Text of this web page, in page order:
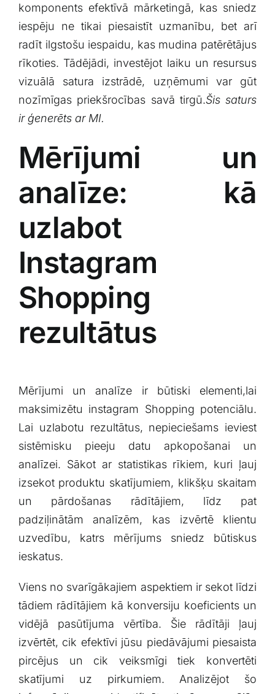
komponents efektīvā mārketingā, kas sniedz⁢
iespēju ne tikai piesaistīt uzmanību, bet ‌arī
radīt ⁤ilgstošu iespaidu,⁢ kas mudina patērētājus​
rīkoties. Tādējādi, investējot laiku un resursus
vizuālā satura izstrādē, uzņēmumi var gūt
nozīmīgas priekšrocības savā‌ tirgū.Šis saturs
ir ģenerēts ar MI.
Mērījumi un
analīze: kā
uzlabot
Instagram
Shopping‍
rezultātus
Mērījumi un analīze ir būtiski elementi,lai
maksimizētu instagram Shopping potenciālu.
Lai uzlabotu rezultātus, nepieciešams ieviest
sistēmisku pieeju datu apkopošanai un
analīzei. Sākot ar statistikas rīkiem, kuri ļauj
izsekot produktu skatījumiem, klikšķu ⁣skaitam
un pārdošanas rādītājiem,⁢ līdz pat
padziļinātām analīzēm, ​kas izvērtē klientu
⁢uzvedību, katrs mērījums sniedz būtiskus​
ieskatus.
Viens no svarīgākajiem aspektiem ir sekot līdzi
tādiem rādītājiem​ kā konversiju koeficients un
vidējā pasūtījuma vērtība. Šie rādītāji ļauj
izvērtēt,⁣ cik efektīvi jūsu piedāvājumi piesaista
pircējus⁢ un cik veiksmīgi‌ tiek konvertēti
skatījumi ⁤uz pirkumiem. Analizējot šo